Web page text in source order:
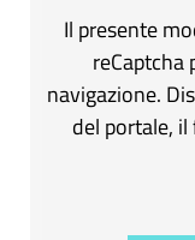
Il presente
reCaptcha
navigazione.
del portale,